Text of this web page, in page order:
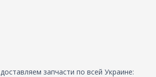
запчасти по всей Украине: